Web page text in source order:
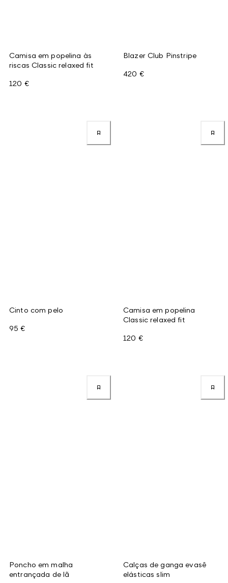
Camisa em popelina às
riscas Classic relaxed fit
120 €
Blazer Club Pinstripe
420 €
Cinto com pelo
95 €
Camisa em popelina
Classic relaxed fit
120 €
Poncho em malha
entrançada de lã
Calças de ganga evasê
elásticas slim